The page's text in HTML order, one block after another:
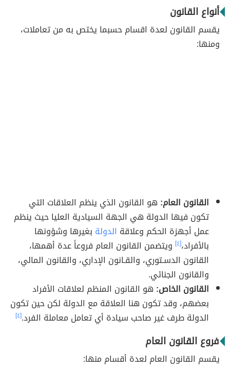
أنواع القانون
يقسم القانون لعدة اقسام حسبما يختص به من تعاملات،
ومنها:
القانون العام: هو القانون الذي ينظم العلاقات التي
تكون فيها الدولة هي الجهة السيادية العليا حيث ينظم
عمل أجهزة الحكم وعلاقة الدولة بغيرها وشؤونها
بالأفراد،[٤] ويتضمن القانون العام فروعاً عدة أهمها،
القانون الدسـتوري، والقـانون الإداري، والقانون المالي،
والقانون الجنائي.
القانون الخاص: هو القانون المنظم لعلاقات الأفراد
بعضهم، وقد تكون هنا العلاقة مع الدولة لكن حين تكون
الدولة طرف غير صاحب سيادة أي تعامل معاملة الفرد.[٤]
فروع القانون العام
يقسم القانون العام لعدة أقسام منها: